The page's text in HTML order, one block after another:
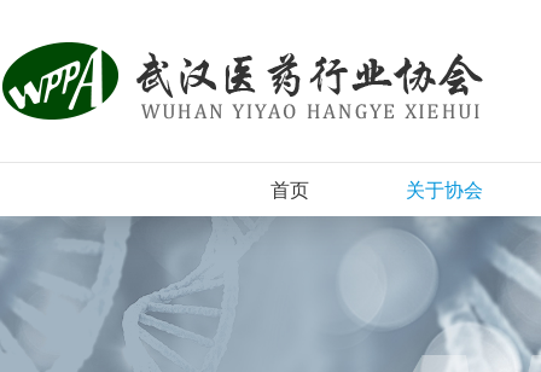
首页 关于协会
协会简介
组织机构
协会章程